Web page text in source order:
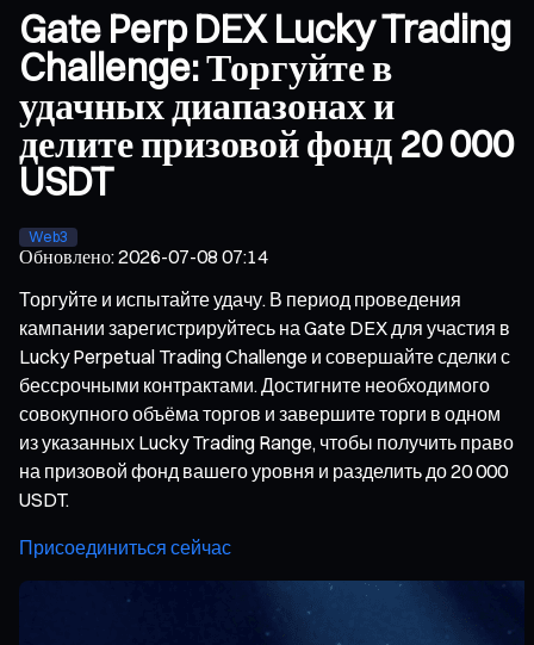
Gate Perp DEX Lucky Trading
Challenge: Торгуйте в
удачных диапазонах и
делите призовой фонд 20 000
USDT
Web3
Обновлено:2026-07-08 07:14
Торгуйте и испытайте удачу. В период проведения
кампании зарегистрируйтесь на Gate DEX для участия в
Lucky Perpetual Trading Challenge и совершайте сделки с
бессрочными контрактами. Достигните необходимого
совокупного объёма торгов и завершите торги в одном
из указанных Lucky Trading Range, чтобы получить право
на призовой фонд вашего уровня и разделить до 20 000
USDT.
Присоединиться сейчас